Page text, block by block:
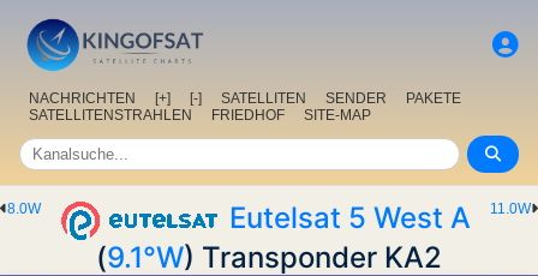
NACHRICHTEN [+] [-] SATELLITEN SENDER
PAKETE
SATELLITENSTRAHLEN
FRIEDHOF SITE-MAP
11.0W
8.0W
Eutelsat 5 West A
(9.1°W) Transponder KA2